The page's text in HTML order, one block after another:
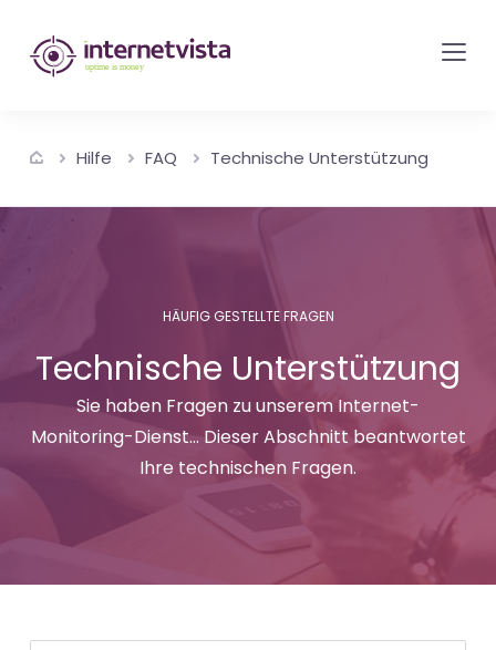
internetvista
Monitoring
Überwachung
von
Websites
Uptime
Money
Hilfe FAQ Technische Unterstützung
HÄUFIG GESTELLTE FRAGEN
Technische Unterstützung
Sie haben Fragen zu unserem Internet-
Monitoring-Dienst... Dieser Abschnitt beantwortet
Ihre technischen Fragen.